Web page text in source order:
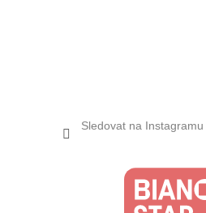
Sledovat na Instagramu